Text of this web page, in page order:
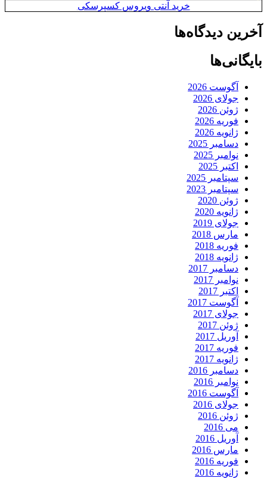
خرید آنتی ویروس کسپرسکی
آخرین دیدگاه‌ها
بایگانی‌ها
آگوست 2026
جولای 2026
ژوئن 2026
فوریه 2026
ژانویه 2026
دسامبر 2025
نوامبر 2025
اکتبر 2025
سپتامبر 2025
سپتامبر 2023
ژوئن 2020
ژانویه 2020
جولای 2019
مارس 2018
فوریه 2018
ژانویه 2018
دسامبر 2017
نوامبر 2017
اکتبر 2017
آگوست 2017
جولای 2017
ژوئن 2017
آوریل 2017
فوریه 2017
ژانویه 2017
دسامبر 2016
نوامبر 2016
آگوست 2016
جولای 2016
ژوئن 2016
می 2016
آوریل 2016
مارس 2016
فوریه 2016
ژانویه 2016